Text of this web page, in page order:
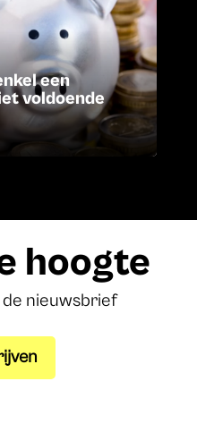
een
voldoende
hoogte
nieuwsbrief